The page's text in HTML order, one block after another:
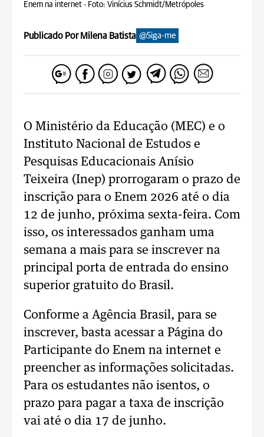
Enem na internet - Foto: Vinícius Schmidt/Metrópoles
Publicado Por Milena Batista @Siga-me
O Ministério da Educação (MEC) e o
Instituto Nacional de Estudos e
Pesquisas Educacionais Anísio
Teixeira (Inep) prorrogaram o prazo de
inscrição para o Enem 2026 até o dia
12 de junho, próxima sexta-feira. Com
isso, os interessados ganham uma
semana a mais para se inscrever na
principal porta de entrada do ensino
superior gratuito do Brasil.
Conforme a Agência Brasil, para se
inscrever, basta acessar a Página do
Participante do Enem na internet e
preencher as informações solicitadas.
Para os estudantes não isentos, o
prazo para pagar a taxa de inscrição
vai até o dia 17 de junho.